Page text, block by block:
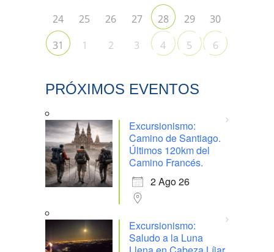
24
25 26 27 28 29
30
31
1 2 3 4 5 6
PRÓXIMOS EVENTOS
Excursionismo:
Camino de Santiago.
Últimos 120km del
Camino Francés.
2 Ago 26
Excursionismo:
Saludo a la Luna